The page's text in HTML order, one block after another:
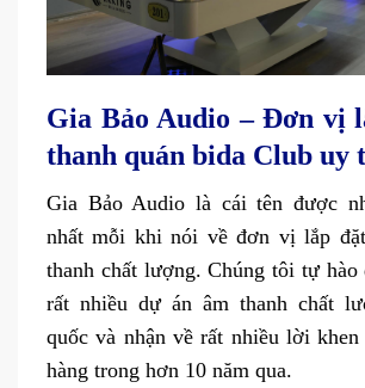
Gia Bảo Audio – Đơn vị
thanh quán bida Club uy
Gia Bảo Audio là cái tên được
nhất mỗi khi nói về đơn vị lắp
thanh chất lượng. Chúng tôi tự hào
rất nhiều dự án âm thanh chất
quốc và nhận về rất nhiều lời
hàng trong hơn 10 năm qua.